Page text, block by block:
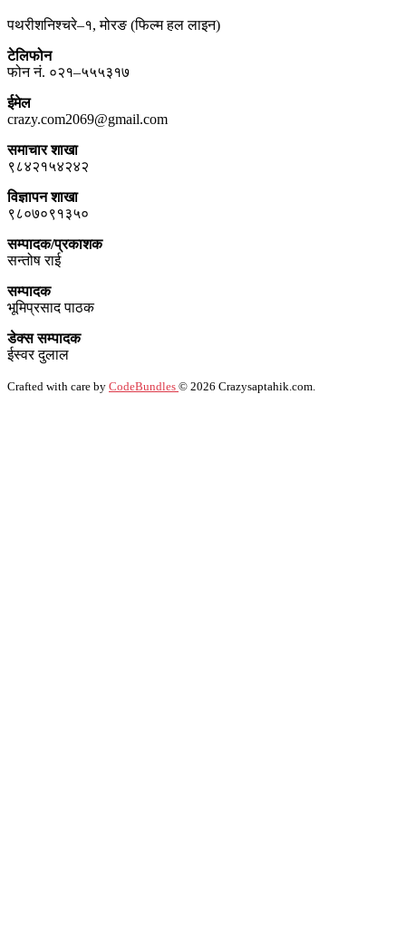
पथरीशनिश्चरे–१, मोरङ (फिल्म हल लाइन)
टेलिफोन
फोन नं. ०२१–५५५३१७
ईमेल
crazy.com2069@gmail.com
समाचार शाखा
९८४२१५४२४२
विज्ञापन शाखा
९८०७०९१३५०
सम्पादक/प्रकाशक
सन्तोष राई
सम्पादक
भूमिप्रसाद पाठक
डेक्स सम्पादक
ईस्वर दुलाल
Crafted with care by CodeBundles © 2026 Crazysaptahik.com.